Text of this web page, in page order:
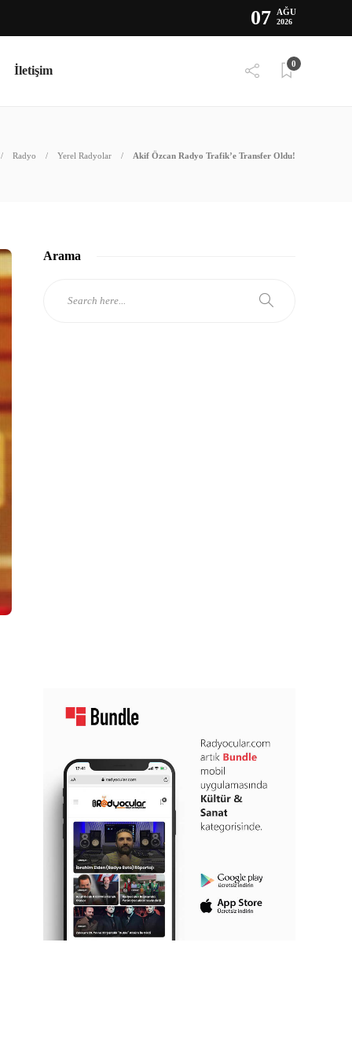
07 AĞU
2026
İletişim 0
Radyo Yerel Radyolar Akif Özcan Radyo Trafik’e Transfer Oldu!
Arama